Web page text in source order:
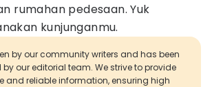
rumahan pedesaan. Yuk
kunjunganmu.
by our community writers and has been
our editorial team. We strive to provide
and reliable information, ensuring high